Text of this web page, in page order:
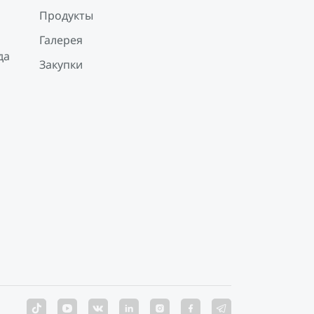
Продукты
Галерея
Закупки